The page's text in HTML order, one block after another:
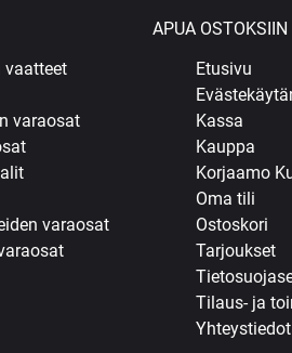
vaatteet
varaosat
varaosat
APUA OSTOKSIIN
Etusivu
Kassa
Kauppa
Korjaamo
Oma tili
Ostoskori
Tarjoukset
Tilaus- ja
Yhteystiedot